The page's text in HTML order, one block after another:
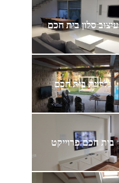
עיצוב סלון בית חכם
גלריית בית חכם
בית חכם פרוייקט